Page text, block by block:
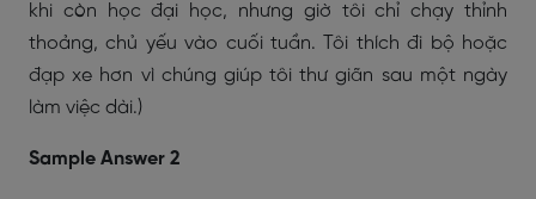
khi còn học đại học, nhưng giờ tôi chỉ chạy thỉnh
thoảng, chủ yếu vào cuối tuần. Tôi thích đi bộ hoặc
đạp xe hơn vì chúng giúp tôi thư giãn sau một ngày
làm việc dài.)
Sample Answer 2